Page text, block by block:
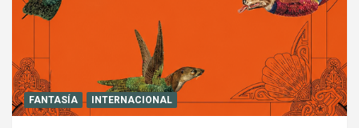
FANTASÍA INTERNACIONAL